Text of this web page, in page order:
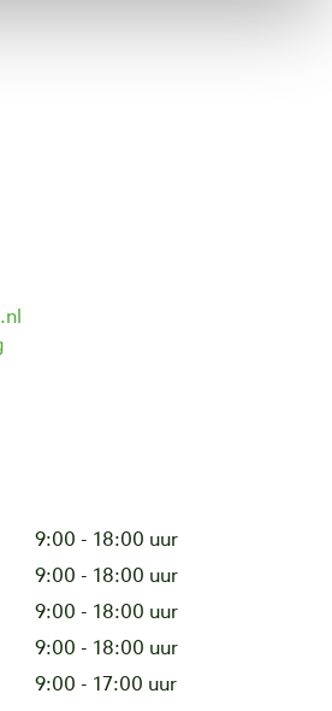
9:00 - 18:00 uur
9:00 - 18:00 uur
9:00 - 18:00 uur
9:00 - 18:00 uur
9:00 - 17:00 uur